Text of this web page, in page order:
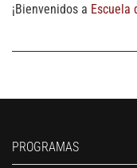
¡Bienvenidos a Escuela
PROGRAMAS